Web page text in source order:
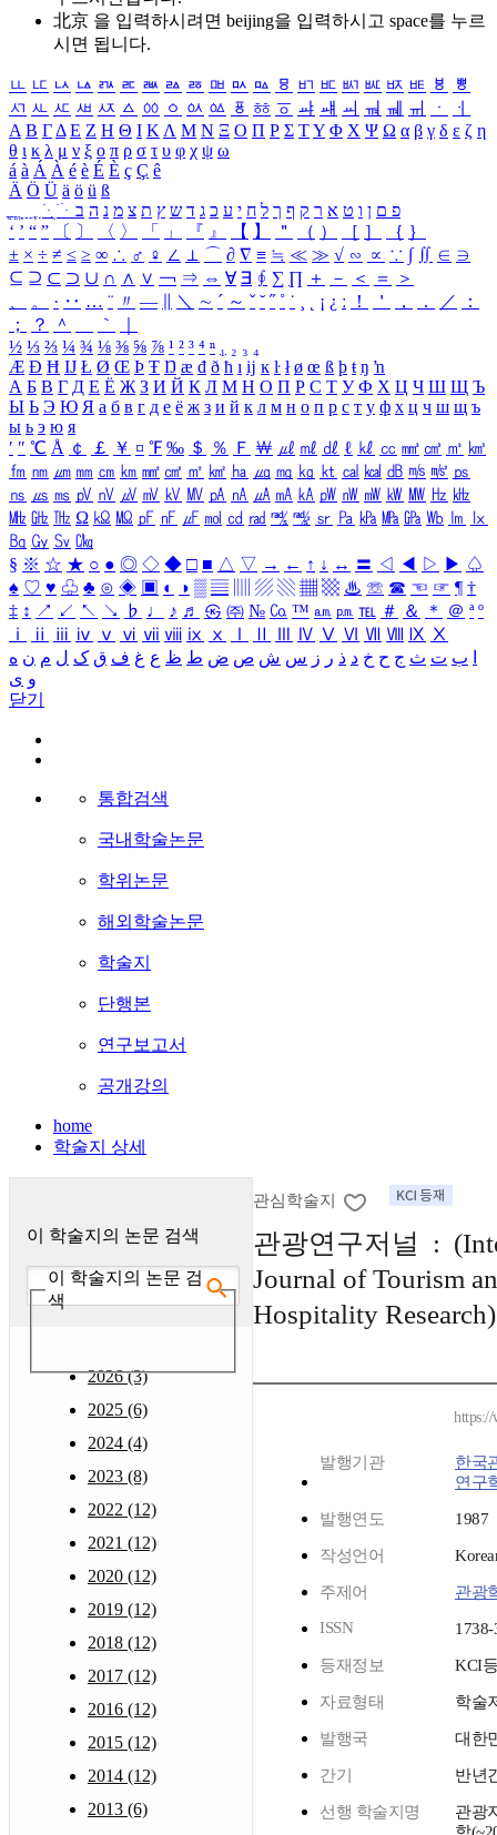
北京 을 입력하시려면 beijing을 입력하시고 space를 누르
시면 됩니다.
ㅥ ㅦ ㅧ ㅨ ㅩ ㅪ ㅫ ㅬ ㅭ ㅮ ㅯ ㅰ ㅱ ㅲ ㅳ ㅴ ㅵ ㅶ ㅷ ㅸ
ㅹ
ㅺ ㅻ ㅼ ㅽ ㅾ ㅿ ㆀ ㆁ ㆂ ㆃ ㆄ ㆅ ㆆ ㆇ ㆈ ㆉ ㆊ ㆋ ㆌ ㆍ
ㆎ
Α Β ΓΔ Ε Ζ Η Θ Ι ΚΛ Μ Ν Ξ Ο Π Ρ Σ ΤΥ Φ Χ Ψ Ω α β γ δ ε ζ η
θ ι κ λ μ ν ξ ο π ρ σ τ υ φ χ ψ ω
á à Á À é è É È ç Ç ê
Ä Ö Ü ä ö ü ß
ִֶֹ ֻּ ׁׂ פ ם ן ו ט א ר ק ף ך ל ח י ע כ ג ד ש ץ ת צ מ נ ה ב
‘ ’ “ ” 〔 〕 〈 〉 「 」 『 』 【 】 ＂ （ ） ［ ］ ｛ ｝
± × ÷ ≠ ≤ ≥ ∞ ∴ ♂ ♀ ∠ ⊥ ⌒ ∂ ∇ ≡ ≒ ≪ ≫ √ ∽ ∝ ∵ ∫ ∬ ∈ ∋
⊆ ⊇ ⊂ ⊃ ∪ ∩ ∧ ∨ ￢ ⇒ ⇔ ∀ ∃ ∮ ∑ ∏ ＋ － ＜ ＝
＞
、
。 · ‥ … ¨ 〃 ― ＼ ∼ ´ ～ ˇ ˘ ˝ ˚ ˙ ¸ ¡ ¿ ː ！ ＇ ， ． ／
：
；
？ ＾ ｀
½ ⅓ ⅔ ¼ ¾ ⅛ ⅜ ⅝ ⅞ ¹ ² ³ ⁴ ⁿ ₁ ₂ ₃ ₄
Æ Ð Ħ Ĳ Ł Ø Œ Þ Ŧ Ŋ æ đ ð ħ ı ĳ ĸ ŀ ł ø œ ß þ ŧ ŋ ŉ
А Б В Г Д Е Ё Ж З И Й К Л М Н О П Р С Т У Ф Х Ц Ч Ш Щ Ъ
Ы Ь Э Ю Я а б в г д е ё ж з и й к л м н о п р с т у ф х ц ч ш щ ъ
ы ь э ю я
′ ″ ℃ Å ￠ ￡ ￥ ¤ ℉ ‰ ＄ ％ Ｆ ￦ ㎕ ㎖ ㎗ ℓ ㎘ ㏄ ㎣ ㎤ ㎥ ㎦
㎙ ㎚ ㎛ ㎜ ㎝ ㎞ ㎟ ㎠ ㎡ ㎢ ㏊ ㎍ ㎎ ㎏ ㏏ ㎈ ㎉ ㏈ ㎧ ㎨ ㎰
㎱ ㎲ ㎳ ㎴ ㎵ ㎶ ㎷ ㎸ ㎹ ㎀ ㎁ ㎂ ㎃ ㎄ ㎺ ㎻ ㎽ ㎾ ㎿ ㎐ ㎑
㎒ ㎓ ㎔ Ω ㏀ ㏁ ㎊ ㎋ ㎌ ㏖ ㏅ ㎭ ㎮ ㎯ ㏛ ㎩ ㎪ ㎫ ㎬ ㏝ ㏐
㏓
㏃ ㏉ ㏜ ㏆
§ ※ ☆ ★ ○ ● ◎ ◇ ◆ □ ■ △ ▽ → ← ↑ ↓ ↔ 〓 ◁ ◀ ▷ ▶ ♤
♠ ♡ ♥ ♧ ♣ ⊙ ◈ ▣ ◐ ◑ ▒ ▤ ▨ ▧ ▦ ▩ ♨ ☏ ☎ ☜ ☞ ¶ †
‡ ↕ ↗ ↙ ↖ ↘ ♭ ♩ ♪ ♬ ㉿ ㈜ № ㏇ ™ ㏂ ㏘ ℡ ＃ ＆ ＊ ＠ ª º
ⅰ
ⅱ ⅲ ⅳ ⅴ ⅵ ⅶ ⅷ ⅸ ⅹ Ⅳ Ⅴ Ⅵ Ⅶ Ⅷ Ⅸ Ⅹ
ب ت ث ج ح خ د ذ ر ز س ش ص ض ط ظ ع غ ف ق ک ل م ن ه
و ی
닫기
통합검색
국내학술논문
학위논문
해외학술논문
학술지
단행본
연구보고서
공개강의
home
학술지 상세
이 학술지의 논문 검색
이 학술지의 논문 검
색
2026 (3)
2025 (6)
2024 (4)
2023 (8)
2022 (12)
2021 (12)
2020 (12)
2019 (12)
2018 (12)
2017 (12)
2016 (12)
2015 (12)
2014 (12)
2013 (6)
관심학술지
관광연구저널 :
Journal of Tourism
Hospitality Research)
발행기관
한국
연구
발행연도 1987
작성언어
주제어
관광
ISSN
1738-
등재정보 KCI
자료형태 학술
발행국 대한
간기 반년
선행 학술지명
관광